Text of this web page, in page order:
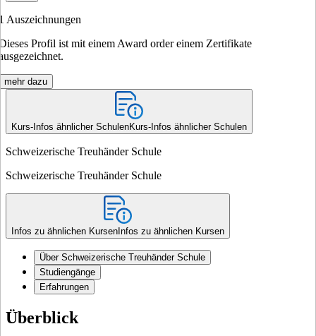
Auszeichnungen
Profil ist mit einem Award order einem Zertifikate
mehr dazu
Kurs-Infos ähnlicher SchulenKurs-Infos ähnlicher Schulen
Schweizerische Treuhänder Schule
Schweizerische Treuhänder Schule
Infos zu ähnlichen Kursen Infos zu ähnlichen Kursen
Über Schweizerische Treuhänder Schule
Studiengänge
Erfahrungen
Überblick